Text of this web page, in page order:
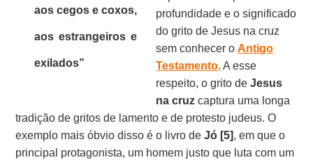
aos cegos e coxos,
aos estrangeiros e
exilados”
profundidade e o significado
do grito de Jesus na cruz
sem conhecer oAntigo
Testamento. A esse
respeito, o grito deJesus
na cruz captura uma longa
tradição de gritos de lamento e de protesto judeus. O
exemplo mais óbvio disso é o livro deJó [5], em que o
principal protagonista, um homem justo que luta com um